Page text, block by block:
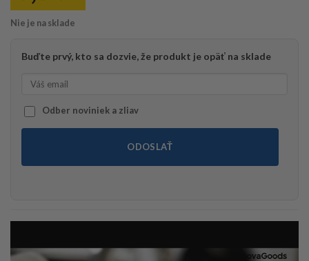
Nie je na sklade
Buďte prvý, kto sa dozvie, že produkt je opäť na sklade
Odber noviniek a zliav
ODOSLAŤ